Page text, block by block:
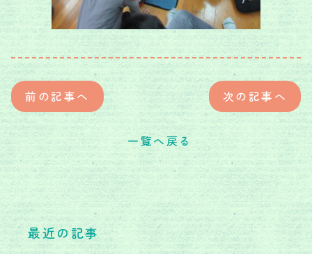
前の記事へ 次の記事へ
一覧へ戻る
最近の記事